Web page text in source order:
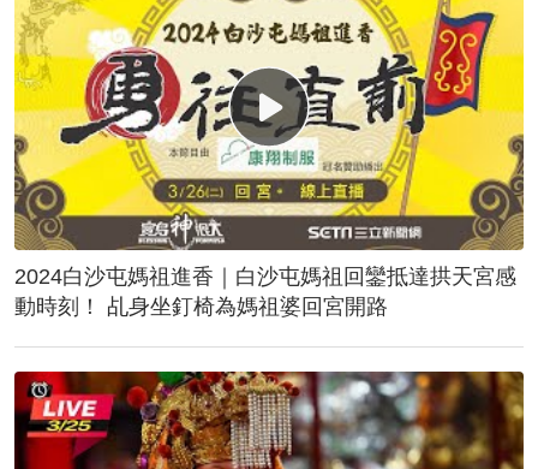
2024白沙屯媽祖進香｜白沙屯媽祖回鑾抵達拱天宮感
動時刻！ 乩身坐釘椅為媽祖婆回宮開路